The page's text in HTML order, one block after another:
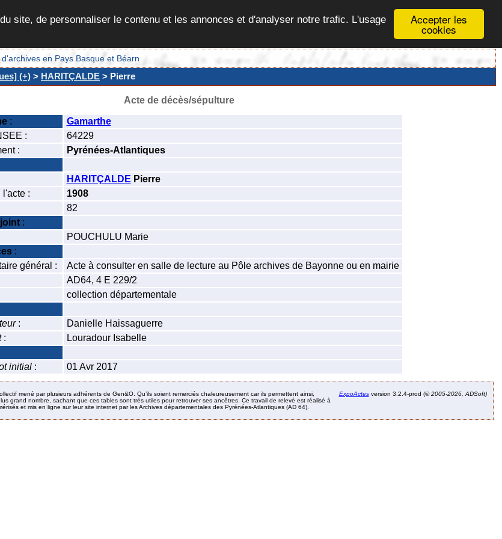
Accepter les
cookies
site, de personnaliser le contenu et les annonces et d'analyser notre trafic. L'usage
en Pays Basque et Béarn
(+) > HARITÇALDE > Pierre
Acte de décès/sépulture
:
Gamarthe
:
64229
:
Pyrénées-Atlantiques
HARITÇALDE Pierre
:
1908
82
:
POUCHULU Marie
:
général :
Acte à consulter en salle de lecture au Pôle archives de Bayonne ou en mairie
AD64, 4 E 229/2
collection départementale
:
Danielle Haissaguerre
:
Louradour Isabelle
initial: 01 Avr 2017
mené par plusieurs adhérents de Gen&O. Qu’ils soient remerciés chaleureusement car ils permettent ainsi,
grand nombre, sachant que ces tables sont très utiles pour retrouver ses ancêtres. Ce travail de relevé est réalisé à
et mis en ligne sur leur site internet par les Archives départementales des Pyrénées-Atlantiques (AD 64).
ExpoActesversion 3.2.4-prod (©2005-2026, ADSoft)